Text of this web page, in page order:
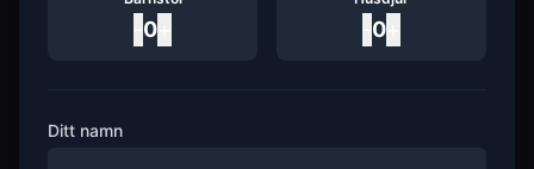
0 0
Ditt namn